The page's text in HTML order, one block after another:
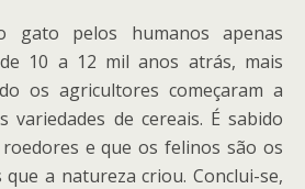
gato pelos humanos apenas
10 a 12 mil anos atrás, mais
os agricultores começaram a
variedades de cereais. É sabido
e que os felinos são os
que a natureza criou. Conclui-se,